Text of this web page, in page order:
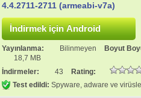
4.4.2711-2711 (armeabi-v7a)
Yayınlanma: Bilinmeyen
Boyut
18,7 MB
İndirmeler:
43
Rating:
Test edildi: Spyware, adware ve